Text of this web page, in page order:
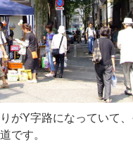
がY字路になっていて
です。